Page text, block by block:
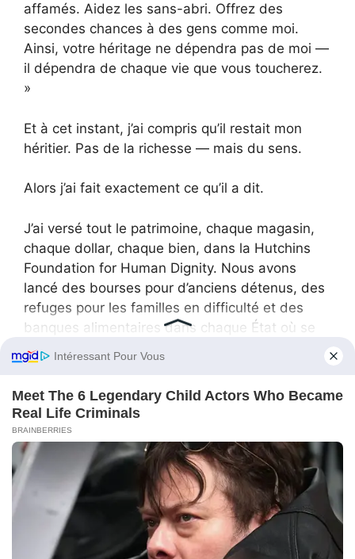
affamés. Aidez les sans-abri. Offrez des
secondes chances à des gens comme moi.
Ainsi, votre héritage ne dépendra pas de moi —
il dépendra de chaque vie que vous toucherez.
»
Et à cet instant, j’ai compris qu’il restait mon
héritier. Pas de la richesse — mais du sens.
Alors j’ai fait exactement ce qu’il a dit.
J’ai versé tout le patrimoine, chaque magasin,
chaque dollar, chaque bien, dans la Hutchins
Foundation for Human Dignity. Nous avons
lancé des bourses pour d’anciens détenus, des
refuges pour les familles en difficulté et des
banques alimentaires dans chaque État où se
trouvaient autrefois mes magasins.
Jeux pour la famille
Et je n’ai nommé qu’un seul homme directeur à
vie :
Lewis.
Pas parce qu’il avait besoin de mon argent,
mais parce qu’il savait quoi en faire. Lorsque je
lui ai remis les documents officiels, l’encre